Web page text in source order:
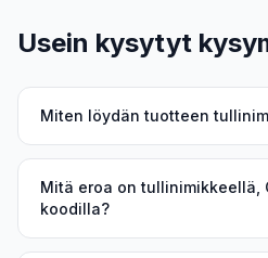
Usein kysytyt
Miten löydän tuotteen
Mitä eroa on tullinimikkeellä,
koodilla?